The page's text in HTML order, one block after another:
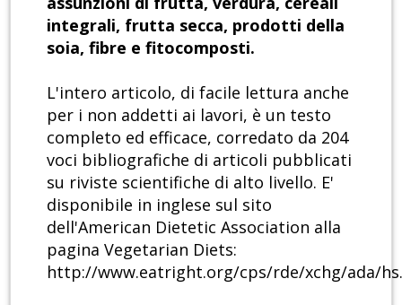
integrali, frutta secca, prodotti della
soia, fibre e fitocomposti.
L'intero articolo, di facile lettura anche
per i non addetti ai lavori, è un testo
completo ed efficace, corredato da 204
voci bibliografiche di articoli pubblicati
su riviste scientifiche di alto livello. E'
disponibile in inglese sul sito
dell'American Dietetic Association alla
pagina Vegetarian Diets:
http://www.eatright.org/cps/rde/xchg/ada/